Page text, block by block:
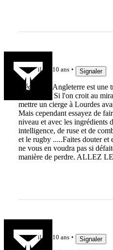
il y a 10 ans Signaler
L'équipe d'Angleterre est une
objectivité. Si l'on croit au
mettre un cierge à Lourdes
Mais cependant essayez de
niveau et avec les ingrédients
intelligence, de ruse et de
et le rugby .....Faites douter et
ne vous en voudra pas si
manière de perdre. ALLEZ
il y a 10 ans Signaler